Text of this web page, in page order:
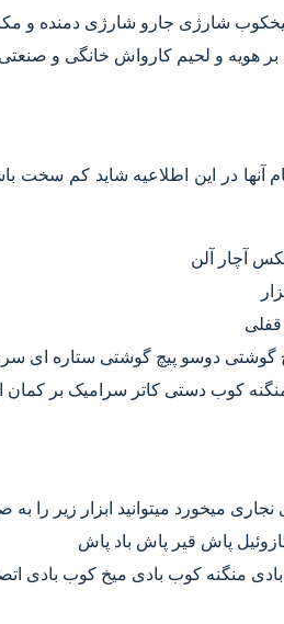
شارژی جارو شارژی دمنده و
هویه و لحیم کارواش خانگی و صنعتی
آنها در این اطلاعیه شاید کم سخت
آچار آلن
قفلی
گوشتی دوسو پیچ گوشتی ستاره
کوب دستی کاتر سرامیک بر
نجاری میخورد میتوانید ابزار زیر را
پاش قیر پاش باد پاش
منگنه کوب بادی میخ کوب بادی